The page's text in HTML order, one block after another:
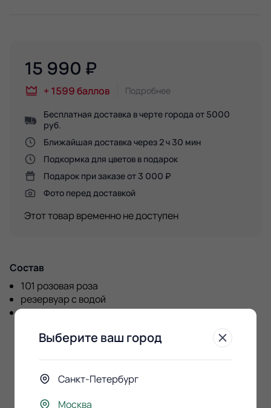
15 990 ₽
+ 1599баллов Подробнее
Бесплатная доставка в черте города от 5000
руб.
Ближайшая доставка через 2 ч 30 мин
Подкормка для цветов в подарок
Подарок при заказе от 3 000 ₽
Фото перед доставкой
Этот товар временно не доступен
Состав
101 розовая роза
резервуар с водой
большая коробка с лентами. Высота 37см. ширина
К этому букету
Выберите ваш город
Санкт-Петербург
Москва